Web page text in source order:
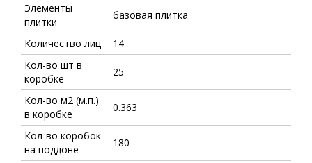
Элементы
плитки
базовая плитка
Количество лиц
14
Кол-во шт в
коробке
25
Кол-во м2 (м.п.)
в коробке
0.363
Кол-во коробок
на поддоне
180